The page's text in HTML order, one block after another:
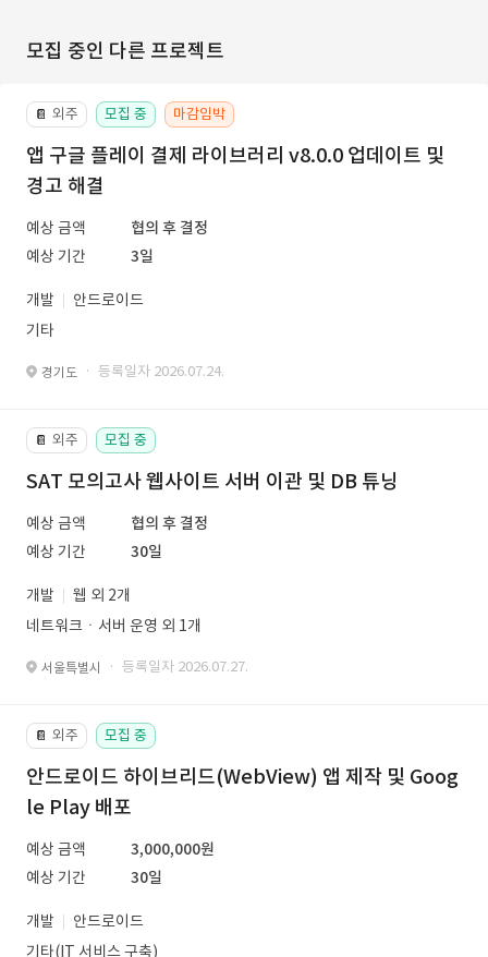
모집 중인 다른 프로젝트
📔 외주 모집 중 마감임박
앱 구글 플레이 결제 라이브러리 v8.0.0 업데이트 및
경고 해결
예상 금액
협의 후 결정
예상 기간
3일
개발
안드로이드
기타
경기도 · 등록일자 2026.07.24.
📔 외주 모집 중
SAT 모의고사 웹사이트 서버 이관 및 DB 튜닝
예상 금액
협의 후 결정
예상 기간
30일
개발
웹 외 2개
네트워크ㆍ서버 운영 외 1개
서울특별시 · 등록일자 2026.07.27.
📔 외주 모집 중
안드로이드 하이브리드(WebView) 앱 제작 및 Goog
le Play 배포
예상 금액
3,000,000원
예상 기간
30일
개발
안드로이드
기타(IT 서비스 구축)